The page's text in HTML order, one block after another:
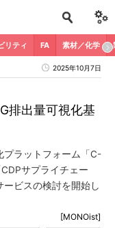
リティ FA 素材／化学
2025年10月7日
排出量可視化基
プラットフォーム「C-
サプライチェー
ビスの検討を開始し
[MONOist]